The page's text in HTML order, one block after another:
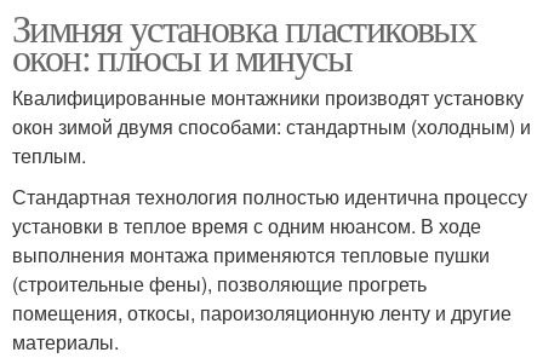
Зимняя установка пластиковых
окон: плюсы и минусы
Квалифицированные монтажники производят установку
окон зимой двумя способами: стандартным (холодным) и
теплым.
Стандартная технология полностью идентична процессу
установки в теплое время с одним нюансом. В ходе
выполнения монтажа применяются тепловые пушки
(строительные фены), позволяющие прогреть
помещения, откосы, пароизоляционную ленту и другие
материалы.